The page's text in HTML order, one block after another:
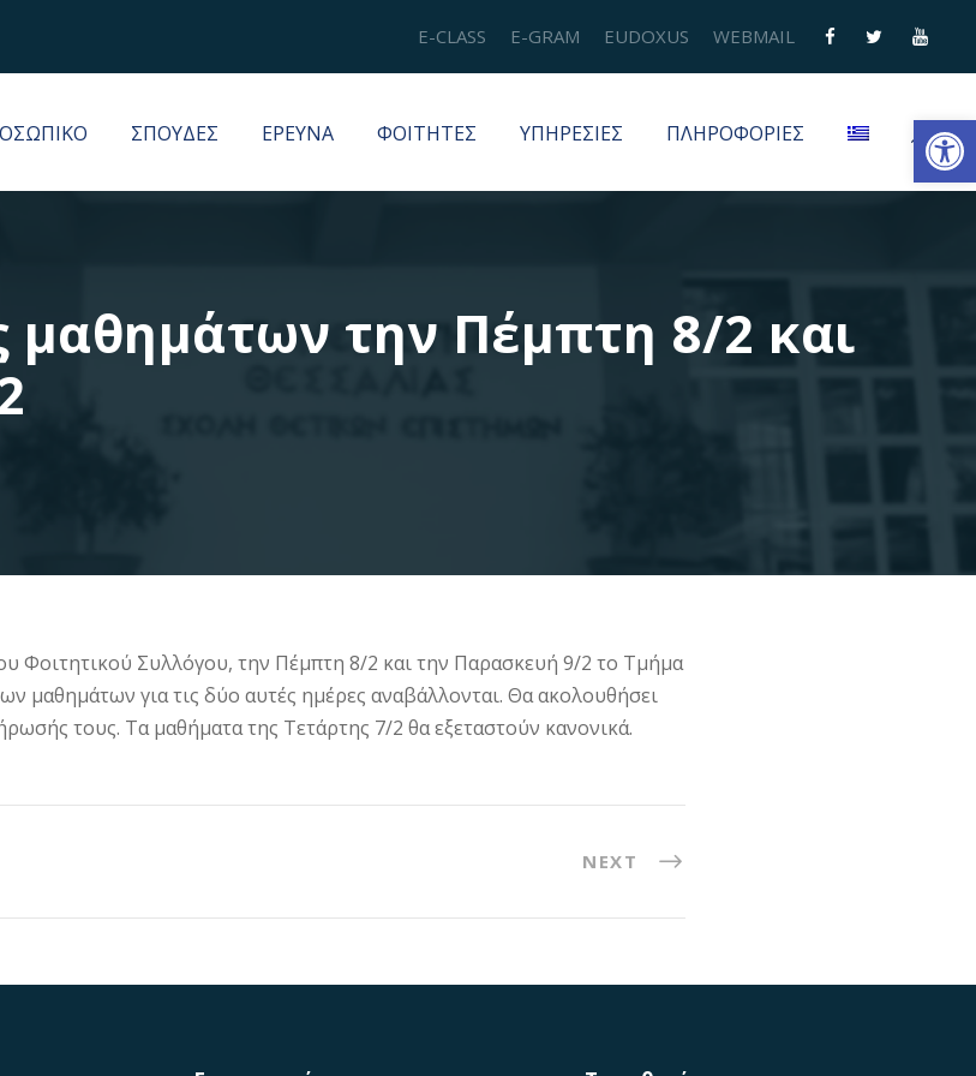
Ανοίξτε τη γραμμή εργαλείων
E-CLASS E-GRAM EUDOXUS WEBMAIL
ΣΠΟΥΔΕΣ ΕΡΕΥΝΑ ΦΟΙΤΗΤΕΣ ΥΠΗΡΕΣΙΕΣ ΠΛΗΡΟΦΟΡΙΕΣ
μαθημάτων την Πέμπτη 8/2 και
Φοιτητικού Συλλόγου, την Πέμπτη 8/2 και την Παρασκευή 9/2 το Τμήμα
μαθημάτων για τις δύο αυτές ημέρες αναβάλλονται. Θα ακολουθήσει
τους. Τα μαθήματα της Τετάρτης 7/2 θα εξεταστούν κανονικά.
NEXT